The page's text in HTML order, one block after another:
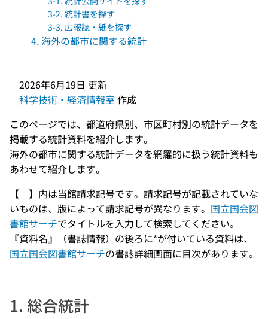
3-2. 統計書を探す
3-3. 広報誌・紙を探す
4. 海外の都市に関する統計
2026年6月19日 更新
科学技術・経済情報室 作成
このページでは、都道府県別、市区町村別の統計データを
掲載する統計資料を紹介します。
海外の都市に関する統計データを網羅的に扱う統計資料も
あわせて紹介します。
【 】内は当館請求記号です。請求記号が記載されていな
いものは、版によって請求記号が異なります。 国立国会図
書館サーチでタイトルを入力して検索してください。
『資料名』（書誌情報）の後ろに*が付いている資料は、
国立国会図書館サーチの書誌詳細画面に目次があります。
1. 総合統計